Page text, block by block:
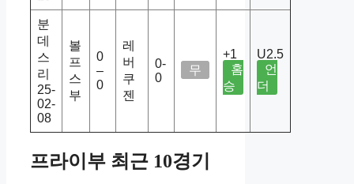
분
데
스
리
25-
02-
08
볼
프
스
부
0
–
0
레
버
쿠
젠
0-
0
무
+1
홈
승
U2.5
언
더
프라이부 최근 10경기